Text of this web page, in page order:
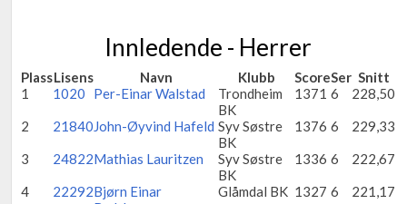
Innledende - Herrer
PlassLisens Navn Klubb ScoreSer Snitt
1
1020 Per-Einar Walstad
Trondheim
BK
1371 6
228,50
2
21840John-Øyvind Hafeld Syv Søstre
BK
1376 6
229,33
3
24822Mathias Lauritzen
Syv Søstre
BK
1336 6
222,67
4
22292Bjørn Einar
Glåmdal BK 1327 6
221,17